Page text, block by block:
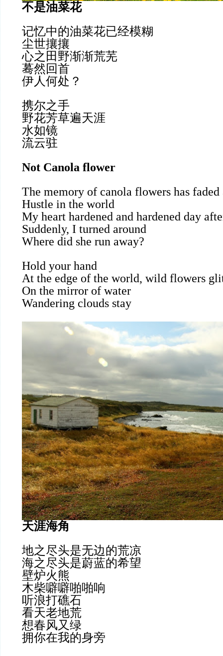
不是油菜花
记忆中的油菜花已经模糊
尘世攘攘
心之田野渐渐荒芜
蓦然回首
伊人何处？
携尔之手
野花芳草遍天涯
水如镜
流云驻
Not Canola flower
The memory of canola flowers has faded
Hustle in the world
My heart hardened and hardened day
Suddenly, I turned around
Where did she run away?
Hold your hand
At the edge of the world, wild flowers
On the mirror of water
Wandering clouds stay
天涯海角
地之尽头是无边的荒凉
海之尽头是蔚蓝的希望
壁炉火熊
木柴噼噼啪啪响
听浪打礁石
看天老地荒
想春风又绿
拥你在我的身旁